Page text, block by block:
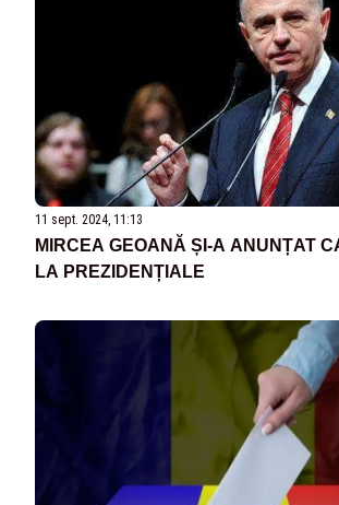
11 sept. 2024, 11:13
MIRCEA GEOANĂ ȘI-A ANUNȚAT
LA PREZIDENȚIALE